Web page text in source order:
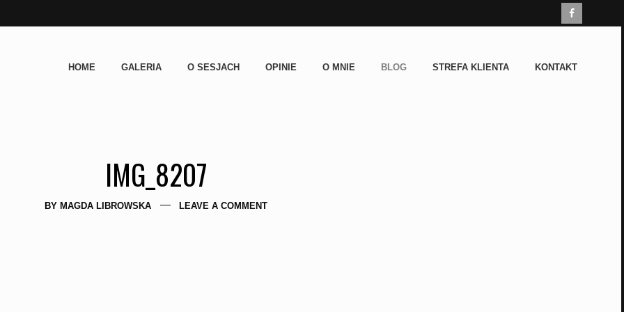
HOME GALERIA O SESJACH OPINIE O MNIE BLOG STREFA KLIENTA KONTAKT
IMG_8207
BY MAGDA LIBROWSKA LEAVE A COMMENT